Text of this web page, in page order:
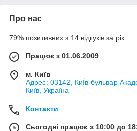
Про нас
79% позитивних з 14 відгуків за рік
Працює з 01.06.2009
м. Київ
Адрес: 03142, КиЇв бульвар
Київ, Україна
Контакти
Сьогодні працює з 10:00 до